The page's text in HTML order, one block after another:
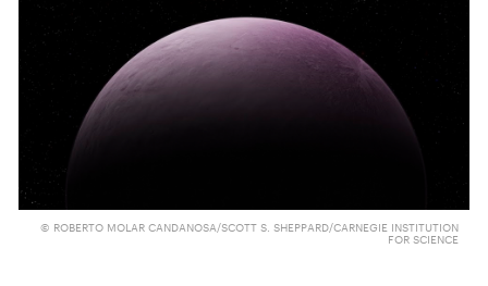
© ROBERTO MOLAR CANDANOSA/SCOTT S. SHEPPARD/CARNEGIE INSTITUTION
FOR SCIENCE